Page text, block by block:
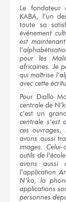
Le fondateur
KABA, l’un
toute sa
événement
est
pour les
africaines. Je
qui maîtrise
avec cette
Pour Diallo
centrale de
c’est un
centrale s’est
ces
avons aussi
images.
outils de
avons aussi
l’application
N’ko, la
applications
personnes